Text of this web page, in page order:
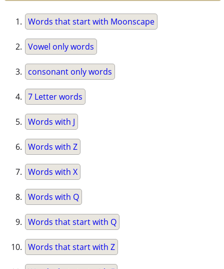
Words that start with Moonscape
Vowel only words
consonant only words
7 Letter words
Words with J
Words with Z
Words with X
Words with Q
Words that start with Q
Words that start with Z